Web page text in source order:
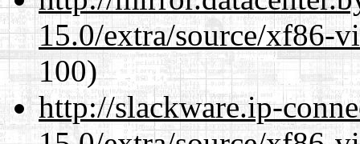
15.0/extra/source/xf86-
100)
http://slackware.ip-